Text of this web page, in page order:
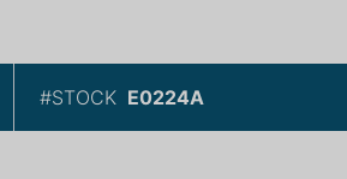
#STOCK E0224A